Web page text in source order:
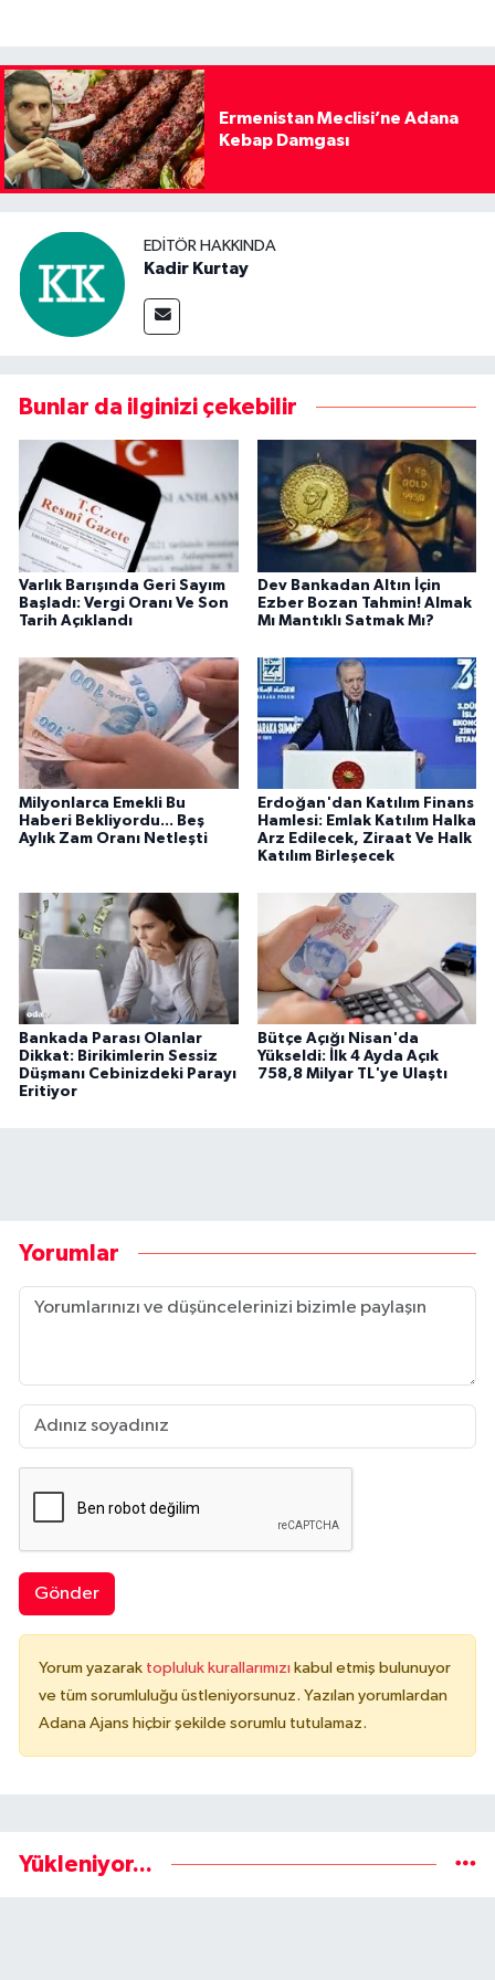
Ermenistan Meclisi’ne Adana
Kebap Damgası
EDITÖR HAKKINDA
Kadir Kurtay
Bunlar da ilginizi çekebilir
Varlık Barışında Geri Sayım
Başladı: Vergi Oranı Ve Son
Tarih Açıklandı
Dev Bankadan Altın İçin
Ezber Bozan Tahmin! Almak
Mı Mantıklı Satmak Mı?
Milyonlarca Emekli Bu
Haberi Bekliyordu... Beş
Aylık Zam Oranı Netleşti
Erdoğan'dan Katılım Finans
Hamlesi: Emlak Katılım Halka
Arz Edilecek, Ziraat Ve Halk
Katılım Birleşecek
Bankada Parası Olanlar
Dikkat: Birikimlerin Sessiz
Düşmanı Cebinizdeki Parayı
Eritiyor
Bütçe Açığı Nisan'da
Yükseldi: İlk 4 Ayda Açık
758,8 Milyar TL'ye Ulaştı
Yorumlar
Gönder
Yorum yazarak topluluk kurallarımızı kabul etmiş bulunuyor
ve tüm sorumluluğu üstleniyorsunuz. Yazılan yorumlardan
Adana Ajans hiçbir şekilde sorumlu tutulamaz.
Yükleniyor...